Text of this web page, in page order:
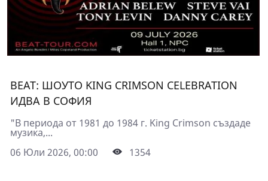
BEAT: ШОУТО KING CRIMSON CELEBRATION
ИДВА В СОФИЯ
"В периода от 1981 до 1984 г. King Crimson създаде
музика,...
06 Юли 2026, 00:00
1354